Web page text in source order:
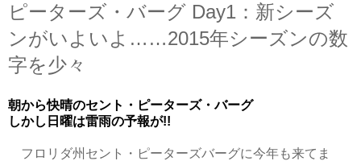
ピーターズ・バーグ Day1：新シーズ
ンがいよいよ……2015年シーズンの数
字を少々
朝から快晴のセント・ピーターズ・バーグ
しかし日曜は雷雨の予報が!!
フロリダ州セント・ピーターズバーグに今年も来てま